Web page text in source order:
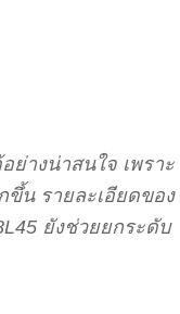
ย่างน่าสนใจ เพราะ
น รายละเอียดของ
ยังช่วยยกระดับ